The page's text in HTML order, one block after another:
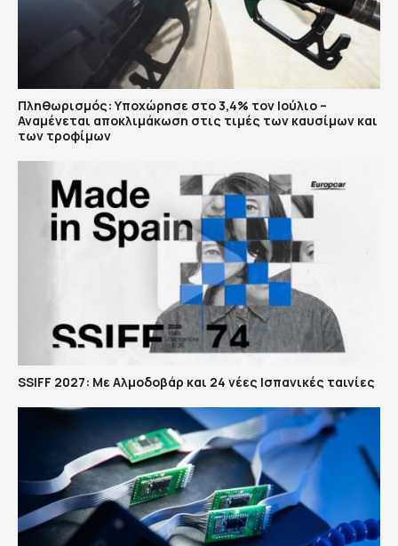
Πληθωρισμός: Υποχώρησε στο 3,4% τον Ιούλιο –
Αναμένεται αποκλιμάκωση στις τιμές των καυσίμων και
των τροφίμων
SSIFF 2027: Με Αλμοδοβάρ και 24 νέες Ισπανικές ταινίες